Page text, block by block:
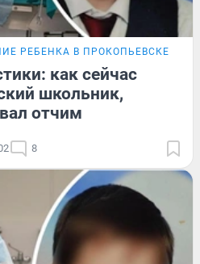
РЕБЕНКА В ПРОКОПЬЕВСКЕ
как сейчас
школьник,
отчим
8